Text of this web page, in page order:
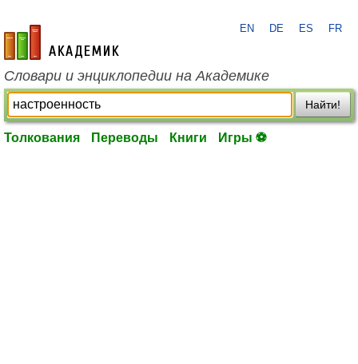
academic.ru
EN DE ES FR
Словари и энциклопедии на Академике
Найти!
Толкования Переводы Книги Игры ⚽